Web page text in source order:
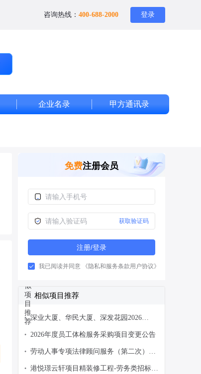
咨询热线： 400-688-2000 登录
企业名录 甲方通讯录
免费注册会员
获取验证码
注册/登录
我已阅读并同意 《隐私和服务条款用户协议》
相似项目推荐
• 深业大厦、华民大厦、深发花园2026
• 2026年度员工体检服务采购项目变更公告
• 劳动人事专项法律顾问服务（第二次）邀
• 港悦璟云轩项目精装修工程-劳务类招标采